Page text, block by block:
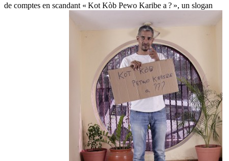
de comptes en scandant « Kot Kòb Pewo Karibe a ? », un slogan